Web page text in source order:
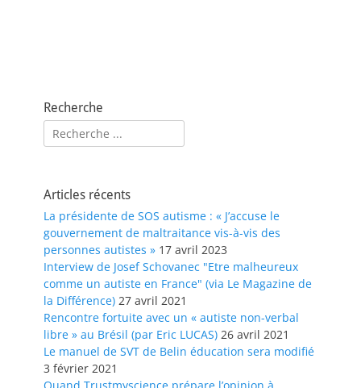
Recherche
Rechercher :
Articles récents
La présidente de SOS autisme : « J’accuse le
gouvernement de maltraitance vis-à-vis des
personnes autistes » 17 avril 2023
Interview de Josef Schovanec "Etre malheureux
comme un autiste en France" (via Le Magazine de
la Différence) 27 avril 2021
Rencontre fortuite avec un « autiste non-verbal
libre » au Brésil (par Eric LUCAS) 26 avril 2021
Le manuel de SVT de Belin éducation sera modifié
3 février 2021